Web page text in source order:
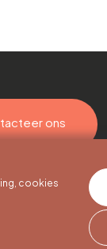
ons
cookies